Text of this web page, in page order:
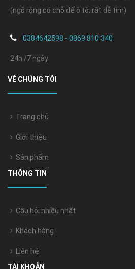
(ngõ rộng có chỗ để ô tô, rất dễ tìm)
0384642598 - 0869 810 340
24h /7 ngày
VỀ CHÚNG TÔI
Trang chủ
Giới thiệu
Sản phẩm
THÔNG TIN
Câu hỏi nhiều nhất
Khách hàng
Liên hệ
TÀI KHOẢN